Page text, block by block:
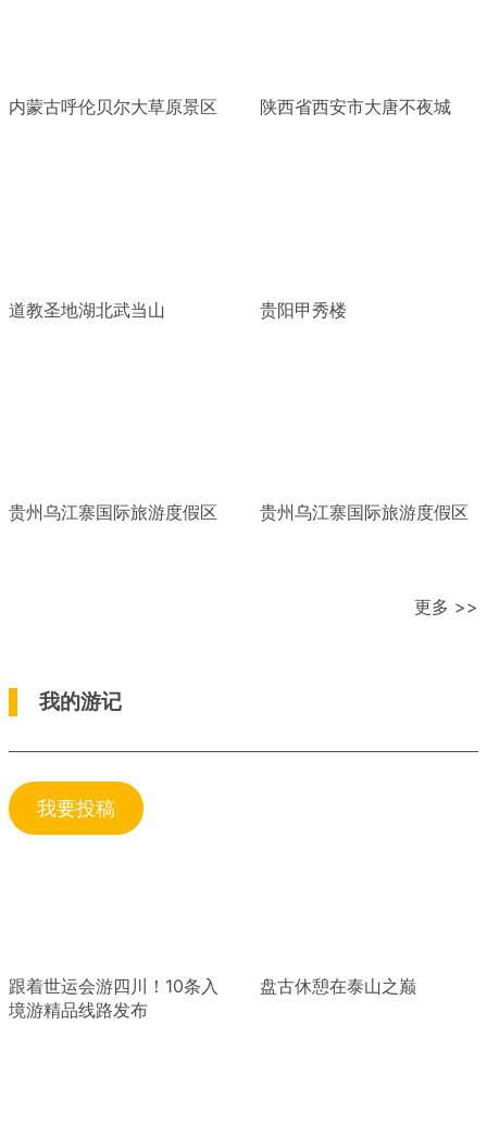
内蒙古呼伦贝尔大草原景区 陕西省西安市大唐不夜城
道教圣地湖北武当山 贵阳甲秀楼
贵州乌江寨国际旅游度假区 贵州乌江寨国际旅游度假区
更多 >>
我的游记
我要投稿
跟着世运会游四川！10条入
境游精品线路发布
盘古休憩在泰山之巅